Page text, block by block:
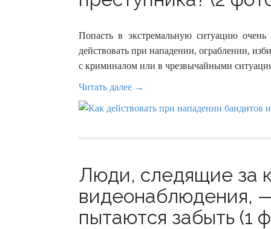
Попасть в экстремальную ситуацию
действовать при нападении, ограблении,
с криминалом или в чрезвычайными
Читать далее →
Люди, следящие за
видеонаблюдения,
пытаются забыть (1